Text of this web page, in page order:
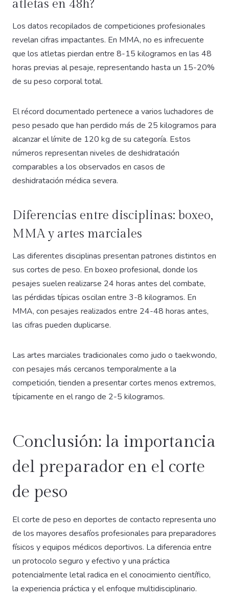
atletas en 48h?
Los datos recopilados de competiciones profesionales
revelan cifras impactantes. En MMA, no es infrecuente
que los atletas pierdan entre 8-15 kilogramos en las 48
horas previas al pesaje, representando hasta un 15-20%
de su peso corporal total.
El récord documentado pertenece a varios luchadores de
peso pesado que han perdido más de 25 kilogramos para
alcanzar el límite de 120 kg de su categoría. Estos
números representan niveles de deshidratación
comparables a los observados en casos de
deshidratación médica severa.
Diferencias entre disciplinas: boxeo,
MMA y artes marciales
Las diferentes disciplinas presentan patrones distintos en
sus cortes de peso. En boxeo profesional, donde los
pesajes suelen realizarse 24 horas antes del combate,
las pérdidas típicas oscilan entre 3-8 kilogramos. En
MMA, con pesajes realizados entre 24-48 horas antes,
las cifras pueden duplicarse.
Las artes marciales tradicionales como judo o taekwondo,
con pesajes más cercanos temporalmente a la
competición, tienden a presentar cortes menos extremos,
típicamente en el rango de 2-5 kilogramos.
Conclusión: la importancia
del preparador en el corte
de peso
El corte de peso en deportes de contacto representa uno
de los mayores desafíos profesionales para preparadores
físicos y equipos médicos deportivos. La diferencia entre
un protocolo seguro y efectivo y una práctica
potencialmente letal radica en el conocimiento científico,
la experiencia práctica y el enfoque multidisciplinario.